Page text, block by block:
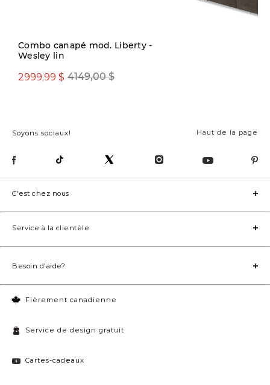
Combo canapé mod. Liberty -
Wesley lin
4149,00 $
2999,99 $
Haut de la page
Soyons sociaux!
Fièrement canadienne
Service de design gratuit
Cartes-cadeaux
C'est chez nous
Service à la clientèle
Besoin d'aide?